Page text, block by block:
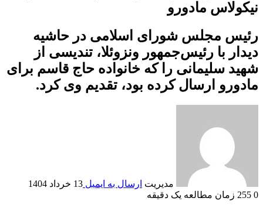
نیکولاس مادورو
رئیس مجلس شورای اسلامی در حاشیه
دیدار با رئیس‌جمهور ونزوئلا، تندیسی از
شهید سلیمانی را که خانواده حاج قاسم برای
مادورو ارسال کرده بود، تقدیم وی کرد.
مدیریت ارسال به ایمیل 13 خرداد 1404
0
زمان مطالعه یک دقیقه